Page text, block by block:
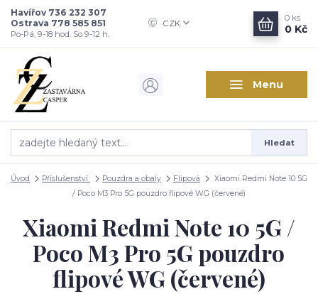
Menu
CZK
Hledat
Havířov 736 232 307
Ostrava 778 585 851
Po-Pá, 9-18 hod. So 9-12 h.
0 ks
0 Kč
Úvod Příslušenství Pouzdra a obaly Flipová
Xiaomi Redmi Note 10 5G
/ Poco M3 Pro 5G pouzdro flipové WG (červené)
Xiaomi Redmi Note 10 5G /
Poco M3 Pro 5G pouzdro
flipové WG (červené)